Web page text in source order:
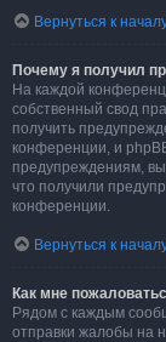
Вернуться к
Почему я получил
На каждой
собственный свод
получить
конференции, и
предупреждениям,
что получили
конференции.
Вернуться к
Как мне
Рядом с каждым
отправки жалобы на